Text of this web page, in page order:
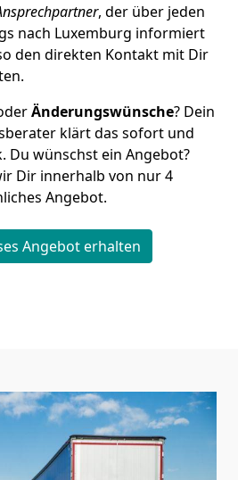
, der über jeden
nach Luxemburg informiert
den direkten Kontakt mit Dir
Änderungswünsche? Dein
klärt das sofort und
Du wünschst ein Angebot?
Dir innerhalb von nur4
Angebot.
Angebot erhalten